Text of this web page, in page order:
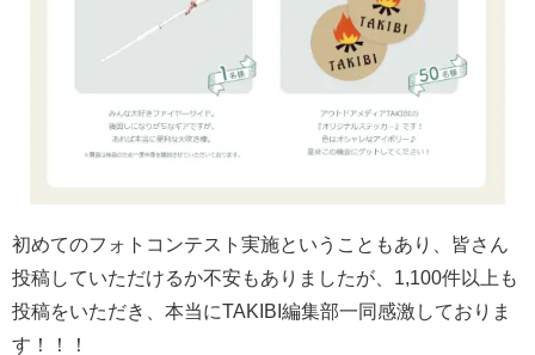
初めてのフォトコンテスト実施ということもあり、皆さん
投稿していただけるか不安もありましたが、1,100件以上も
投稿をいただき、本当にTAKIBI編集部一同感激しておりま
す！！！